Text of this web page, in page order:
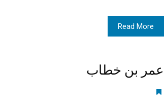
Read More
عمر بن خطاب